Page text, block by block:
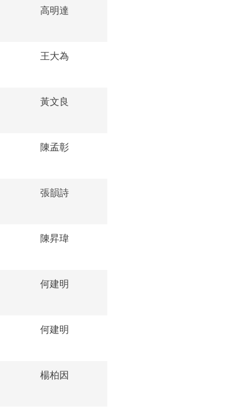
高明達
王大為
黃文良
陳孟彰
張韻詩
陳昇瑋
何建明
何建明
楊柏因